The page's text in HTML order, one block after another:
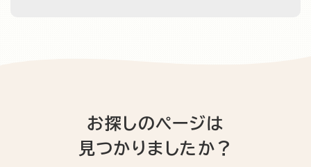
お探しのページは
見つかりましたか？